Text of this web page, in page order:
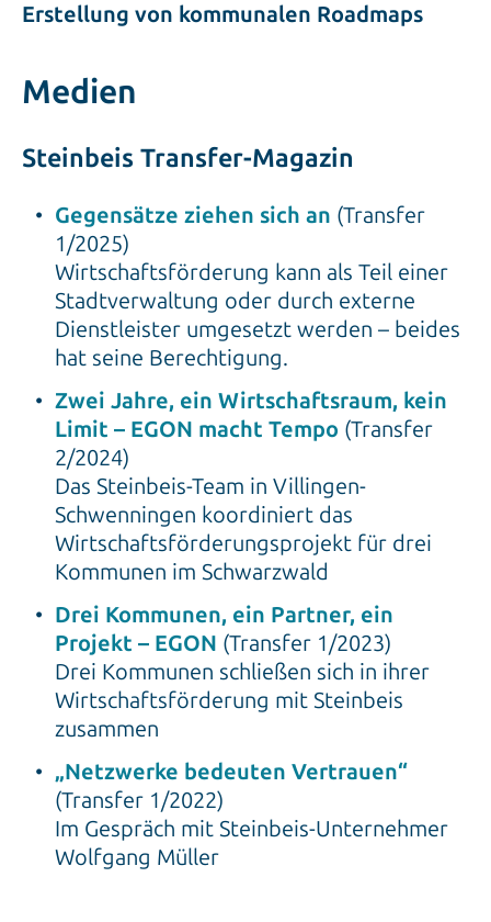
Erstellung von kommunalen Roadmaps
Medien
Steinbeis Transfer-Magazin
Gegensätze ziehen sich an (Transfer
1/2025)
Wirtschaftsförderung kann als Teil einer
Stadtverwaltung oder durch externe
Dienstleister umgesetzt werden – beides
hat seine Berechtigung.
Zwei Jahre, ein Wirtschaftsraum, kein
Limit – EGON macht Tempo (Transfer
2/2024)
Das Steinbeis-Team in Villingen-
Schwenningen koordiniert das
Wirtschaftsförderungsprojekt für drei
Kommunen im Schwarzwald
Drei Kommunen, ein Partner, ein
Projekt – EGON (Transfer 1/2023)
Drei Kommunen schließen sich in ihrer
Wirtschaftsförderung mit Steinbeis
zusammen
„Netzwerke bedeuten Vertrauen“
(Transfer 1/2022)
Im Gespräch mit Steinbeis-Unternehmer
Wolfgang Müller